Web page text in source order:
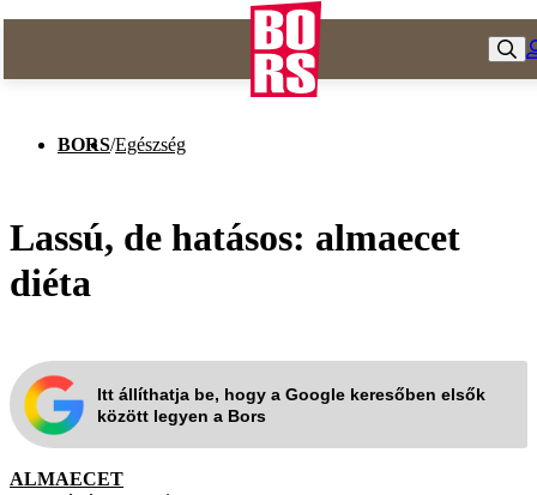
BORS/Egészség
Lassú, de hatásos: almaecet
diéta
Itt állíthatja be, hogy a Google keresőben elsők
között legyen a Bors
ALMAECET